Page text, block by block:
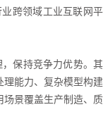
跨领域工业互联网平
保持竞争力优势。其
理能力、复杂模型构建
场景覆盖生产制造、质